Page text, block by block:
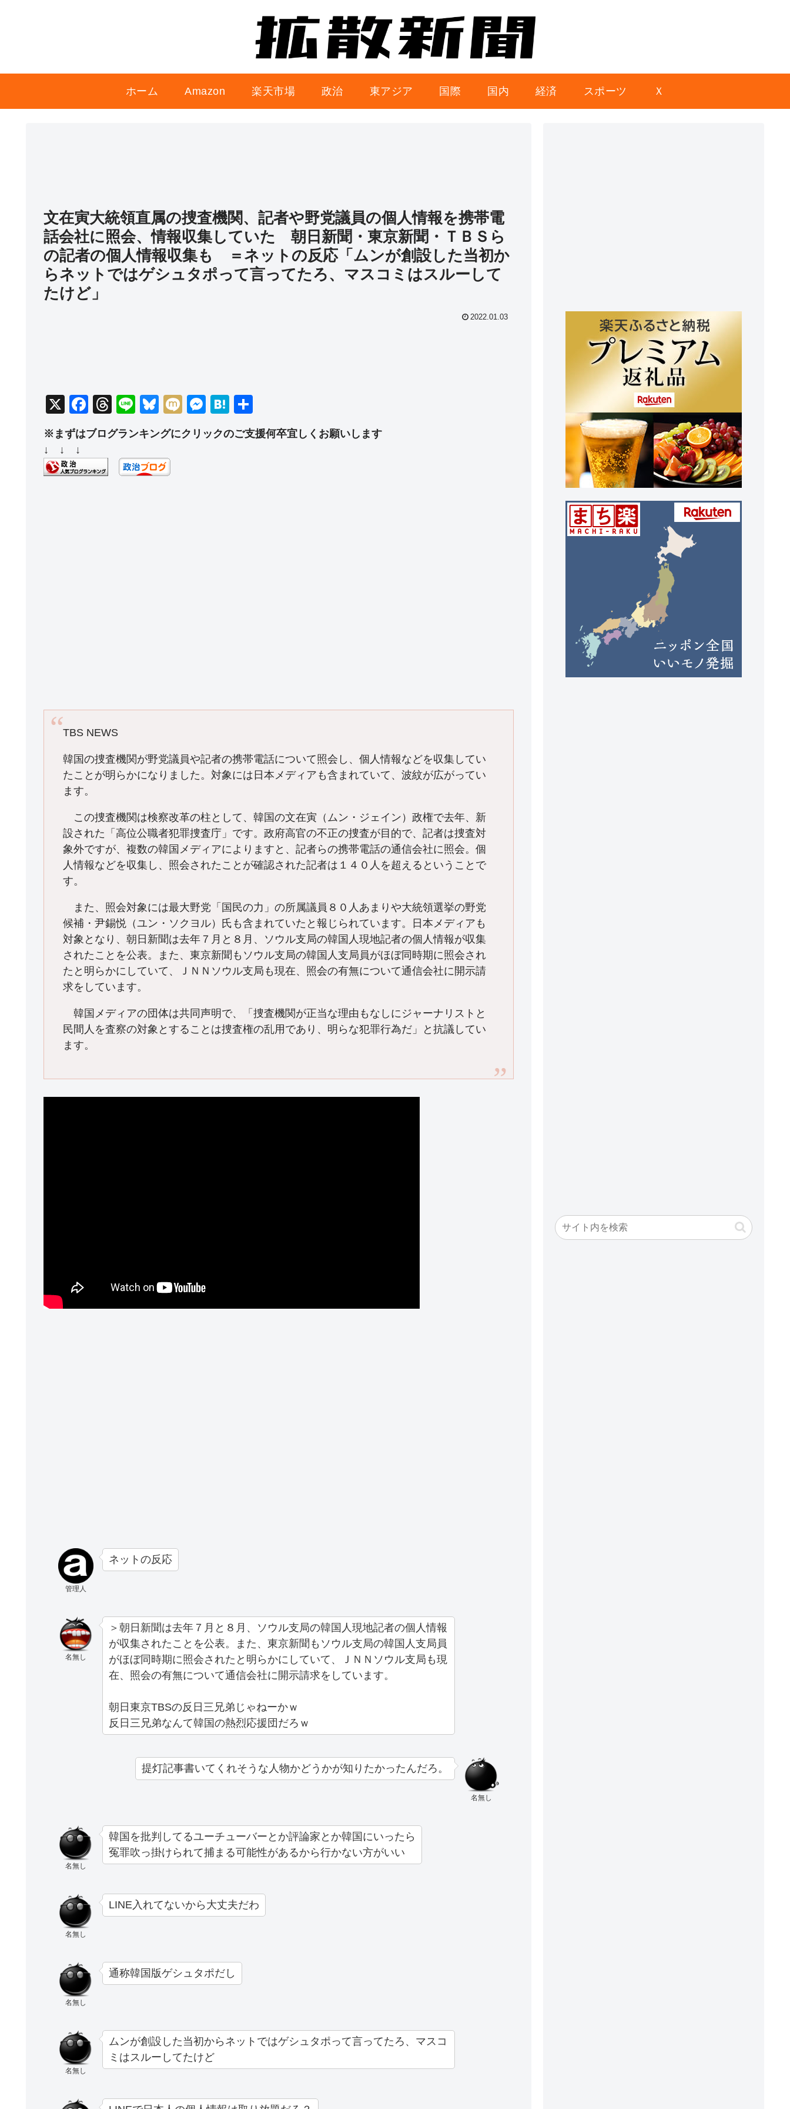
ホーム Amazon 楽天市場 政治 東アジア 国際 国内 経済 スポーツ Ｘ
文在寅大統領直属の捜査機関、記者や野党議員の個人情報を携帯電
話会社に照会、情報収集していた 朝日新聞・東京新聞・ＴＢＳら
の記者の個人情報収集も ＝ネットの反応「ムンが創設した当初か
らネットではゲシュタポって言ってたろ、マスコミはスルーして
たけど」
2022.01.03
X
F
a
c
e
b
T
hr
e
a
d
Li
e
Bl
e
sk
y
M
M
ss
H
e
有
※まずはブログランキングにクリックのご支援何卒宜しくお願いします
↓ ↓ ↓
TBS NEWS
韓国の捜査機関が野党議員や記者の携帯電話について照会し、個人情報などを収集してい
たことが明らかになりました。対象には日本メディアも含まれていて、波紋が広がってい
ます。
この捜査機関は検察改革の柱として、韓国の文在寅（ムン・ジェイン）政権で去年、新
設された「高位公職者犯罪捜査庁」です。政府高官の不正の捜査が目的で、記者は捜査対
象外ですが、複数の韓国メディアによりますと、記者らの携帯電話の通信会社に照会。個
人情報などを収集し、照会されたことが確認された記者は１４０人を超えるということで
す。
また、照会対象には最大野党「国民の力」の所属議員８０人あまりや大統領選挙の野党
候補・尹錫悦（ユン・ソクヨル）氏も含まれていたと報じられています。日本メディアも
対象となり、朝日新聞は去年７月と８月、ソウル支局の韓国人現地記者の個人情報が収集
されたことを公表。また、東京新聞もソウル支局の韓国人支局員がほぼ同時期に照会され
たと明らかにしていて、ＪＮＮソウル支局も現在、照会の有無について通信会社に開示請
求をしています。
韓国メディアの団体は共同声明で、「捜査機関が正当な理由もなしにジャーナリストと
民間人を査察の対象とすることは捜査権の乱用であり、明らな犯罪行為だ」と抗議してい
ます。
管理人
ネットの反応
名無し
＞朝日新聞は去年７月と８月、ソウル支局の韓国人現地記者の個人情報
が収集されたことを公表。また、東京新聞もソウル支局の韓国人支局員
がほぼ同時期に照会されたと明らかにしていて、ＪＮＮソウル支局も現
在、照会の有無について通信会社に開示請求をしています。
朝日東京TBSの反日三兄弟じゃねーかｗ
反日三兄弟なんて韓国の熱烈応援団だろｗ
名無し
提灯記事書いてくれそうな人物かどうかが知りたかったんだろ。
名無し
韓国を批判してるユーチューバーとか評論家とか韓国にいったら
冤罪吹っ掛けられて捕まる可能性があるから行かない方がいい
名無し
LINE入れてないから大丈夫だわ
名無し
通称韓国版ゲシュタポだし
名無し
ムンが創設した当初からネットではゲシュタポって言ってたろ、マスコ
ミはスルーしてたけど